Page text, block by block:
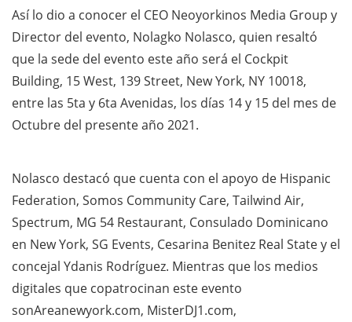
Así lo dio a conocer el CEO Neoyorkinos Media Group y
Director del evento, Nolagko Nolasco, quien resaltó
que la sede del evento este año será el Cockpit
Building, 15 West, 139 Street, New York, NY 10018,
entre las 5ta y 6ta Avenidas, los días 14 y 15 del mes de
Octubre del presente año 2021.
Nolasco destacó que cuenta con el apoyo de Hispanic
Federation, Somos Community Care, Tailwind Air,
Spectrum, MG 54 Restaurant, Consulado Dominicano
en New York, SG Events, Cesarina Benitez Real State y el
concejal Ydanis Rodríguez. Mientras que los medios
digitales que copatrocinan este evento
sonAreanewyork.com, MisterDJ1.com,